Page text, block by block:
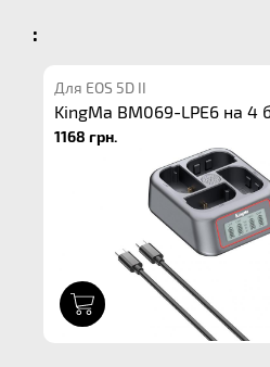
:
Для EOS 5D II
KingMa BM069-LPE6 на 4
1168 грн.